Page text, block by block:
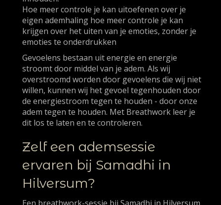
Hoe meer controle je kan uitoefenen over je
eigen ademhaling hoe meer controle je kan
krijgen over het uiten van je emoties, zonder je
emoties te onderdrukken
Gevoelens bestaan uit energie en energie
stroomt door middel van je adem. Als wij
overstroomd worden door gevoelens die wij niet
willen, kunnen wij het gevoel tegenhouden door
de energiestroom tegen te houden - door onze
adem tegen te houden. Met Breathwork leer je
dit los te laten en te controleren.
Zelf een ademsessie
ervaren bij Samadhi in
Hilversum?